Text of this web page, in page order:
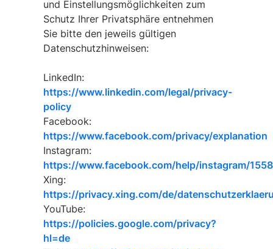
und Einstellungsmöglichkeiten zum
Schutz Ihrer Privatsphäre entnehmen
Sie bitte den jeweils gültigen
Datenschutzhinweisen:
LinkedIn:
https://www.linkedin.com/legal/privacy-
policy
Facebook:
https://www.facebook.com/privacy/explanation
Instagram:
https://www.facebook.com/help/instagram/
Xing:
https://privacy.xing.com/de/
YouTube:
https://policies.google.com/privacy?
hl=de